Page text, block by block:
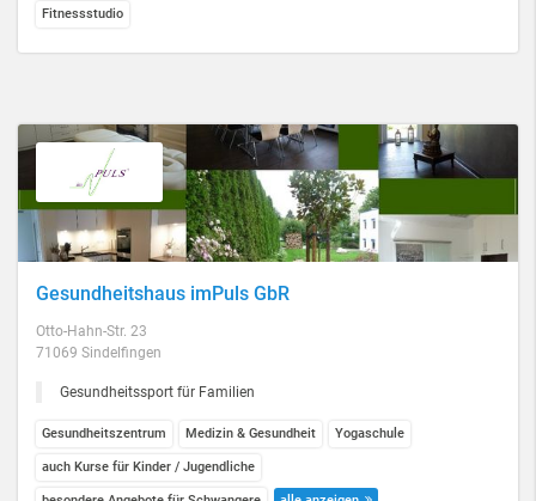
Fitnessstudio
Gesundheitshaus imPuls GbR
Otto-Hahn-Str. 23
71069 Sindelfingen
Gesundheitssport für Familien
Gesundheitszentrum Medizin & Gesundheit Yogaschule
auch Kurse für Kinder / Jugendliche